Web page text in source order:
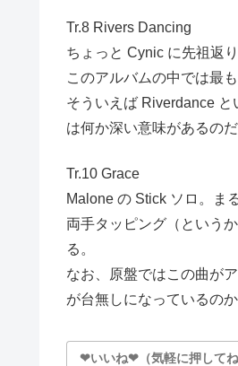
Tr.8 Rivers Dancing
ちょっと Cynic に先祖返
このアルバムの中では最
そういえば Riverdance
は何か深い意味があるのだ
Tr.10 Grace
Malone の Stick ソロ。ま
両手タッピング（という
る。
なお、原盤ではこの曲が
が台無しになっているの
❤いいね❤（気軽に押してね